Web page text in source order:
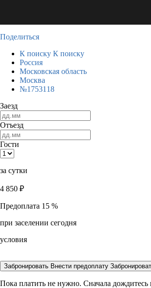
Поделиться
К поиску К поиску
Россия
Московская область
Москва
№1753118
Заезд
Отъезд
Гости
за сутки
4 850 ₽
Предоплата 15 %
при заселении сегодня
условия
Забронировать Внести предоплату
Пока платить не нужно. Сначала